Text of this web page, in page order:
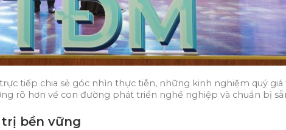
tiếp chia sẻ góc nhìn thực tiễn, những kinh nghiệm quý
rõ hơn về con đường phát triển nghề nghiệp và chuẩn bị
trị bền vững